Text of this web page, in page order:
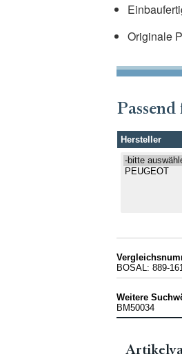
Originale
Hersteller
BOSAL: 889-
Weitere
BM50034